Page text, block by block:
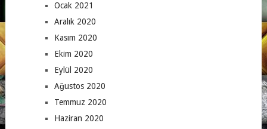
Ocak 2021
Aralık 2020
Kasım 2020
Ekim 2020
Eylül 2020
Ağustos 2020
Temmuz 2020
Haziran 2020